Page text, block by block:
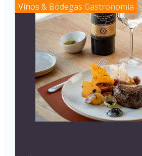
Vinos & Bodegas Gastronomía